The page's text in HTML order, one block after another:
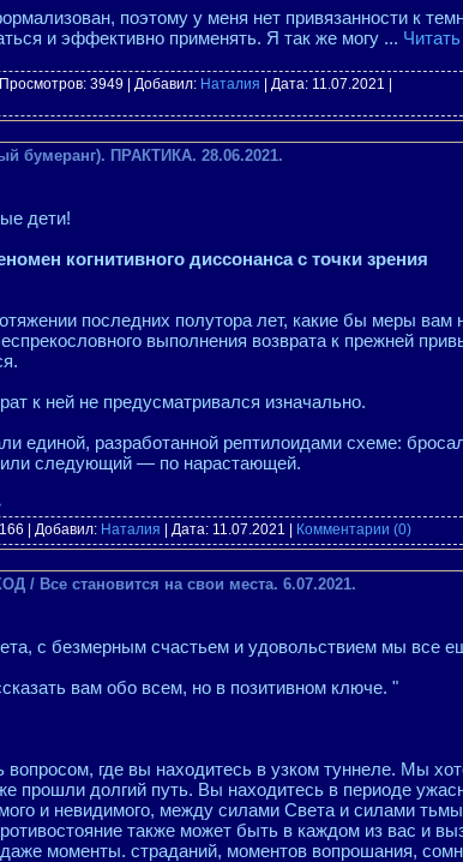
поэтому у меня нет привязанности к
и эффективно применять. Я так же могу ...
Просмотров: 3949 | Добавил: Наталия | Дата: 11.07.2021
ПРАКТИКА. 28.06.2021.
дети!
когнитивного диссонанса с точки зрения
последних полутора лет, какие бы меры вам
выполнения возврата к прежней
к ней не предусматривался изначально.
единой, разработанной рептилоидами схеме:
следующий — по нарастающей.
| Добавил: Наталия | Дата: 11.07.2021 Комментарии (0)
/ Все становится на свои места. 6.07.2021.
с безмерным счастьем и удовольствием мы все
вам обо всем, но в позитивном ключе. "
вопросом, где вы находитесь в узком туннеле. Мы
прошли долгий путь. Вы находитесь в периоде
и невидимого, между силами Света и силами
также может быть в каждом из вас и
моменты. страданий, моментов вопрошания,